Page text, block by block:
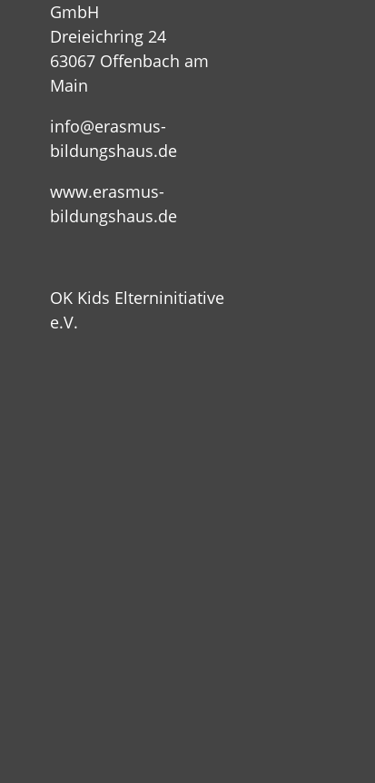
GmbH
Dreieichring 24
63067 Offenbach am
Main
info@erasmus-
bildungshaus.de
www.erasmus-
bildungshaus.de
OK Kids Elterninitiative
e.V.